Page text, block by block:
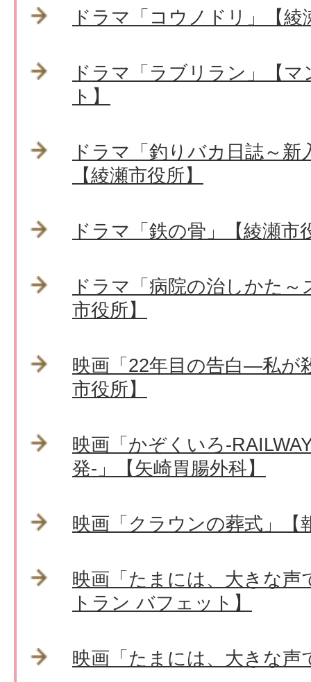
ドラマ「コウノドリ」【綾
ドラマ「ラブリラン」【
ト】
ドラマ「釣りバカ日誌～新
【綾瀬市役所】
ドラマ「鉄の骨」【綾瀬市
ドラマ「病院の治しかた
市役所】
映画「22年目の告白―私が
市役所】
映画「かぞくいろ-
発-」【矢崎胃腸外科】
映画「クラウンの葬式」【
映画「たまには、大きな
トラン バフェット】
映画「たまには、大きな声